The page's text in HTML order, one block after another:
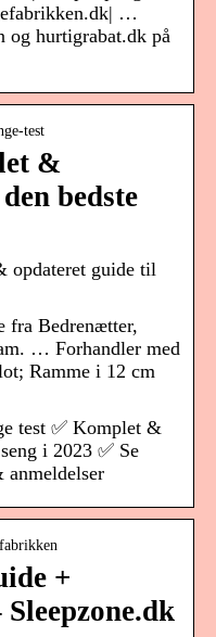
…
og hurtigrabat.dk på
test
&
bedste
opdateret guide til
fra Bedrenætter,
… Forhandler med
Ramme i 12 cm
test ✅ Komplet &
i 2023 ✅ Se
anmeldelser
+